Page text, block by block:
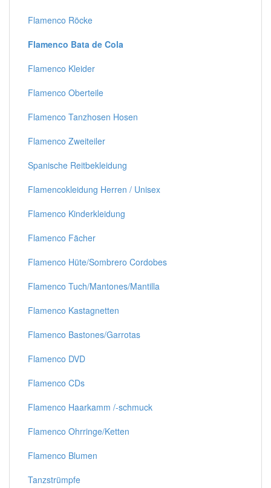
Flamenco Röcke
Flamenco Bata de Cola
Flamenco Kleider
Flamenco Oberteile
Flamenco Tanzhosen Hosen
Flamenco Zweiteiler
Spanische Reitbekleidung
Flamencokleidung Herren / Unisex
Flamenco Kinderkleidung
Flamenco Fächer
Flamenco Hüte/Sombrero Cordobes
Flamenco Tuch/Mantones/Mantilla
Flamenco Kastagnetten
Flamenco Bastones/Garrotas
Flamenco DVD
Flamenco CDs
Flamenco Haarkamm /-schmuck
Flamenco Ohrringe/Ketten
Flamenco Blumen
Tanzstrümpfe